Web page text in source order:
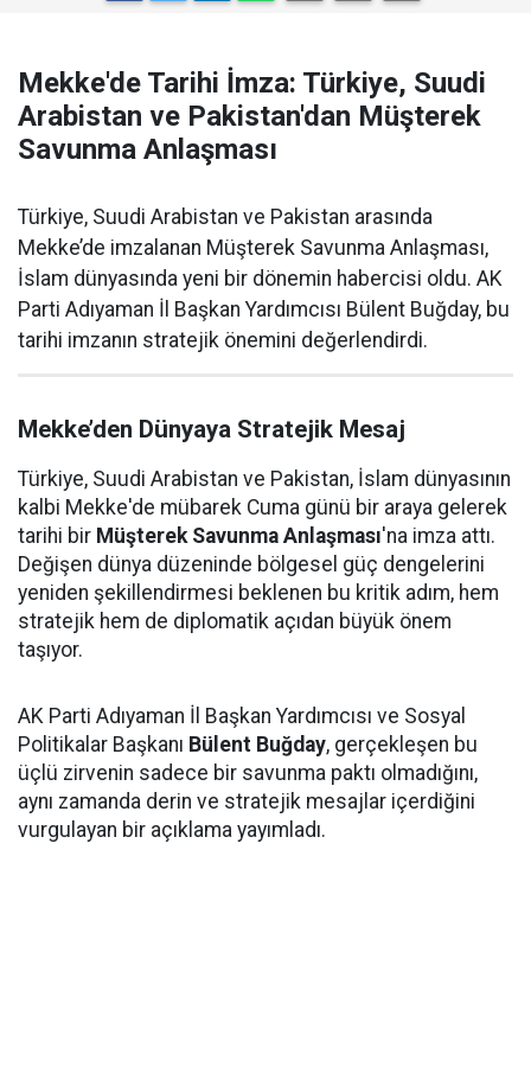
Mekke'de Tarihi İmza: Türkiye, Suudi
Arabistan ve Pakistan'dan Müşterek
Savunma Anlaşması
Türkiye, Suudi Arabistan ve Pakistan arasında
Mekke’de imzalanan Müşterek Savunma Anlaşması,
İslam dünyasında yeni bir dönemin habercisi oldu. AK
Parti Adıyaman İl Başkan Yardımcısı Bülent Buğday, bu
tarihi imzanın stratejik önemini değerlendirdi.
Mekke’den Dünyaya Stratejik Mesaj
Türkiye, Suudi Arabistan ve Pakistan, İslam dünyasının
kalbi Mekke'de mübarek Cuma günü bir araya gelerek
tarihi bir Müşterek Savunma Anlaşması'na imza attı.
Değişen dünya düzeninde bölgesel güç dengelerini
yeniden şekillendirmesi beklenen bu kritik adım, hem
stratejik hem de diplomatik açıdan büyük önem
taşıyor.
AK Parti Adıyaman İl Başkan Yardımcısı ve Sosyal
Politikalar Başkanı Bülent Buğday, gerçekleşen bu
üçlü zirvenin sadece bir savunma paktı olmadığını,
aynı zamanda derin ve stratejik mesajlar içerdiğini
vurgulayan bir açıklama yayımladı.